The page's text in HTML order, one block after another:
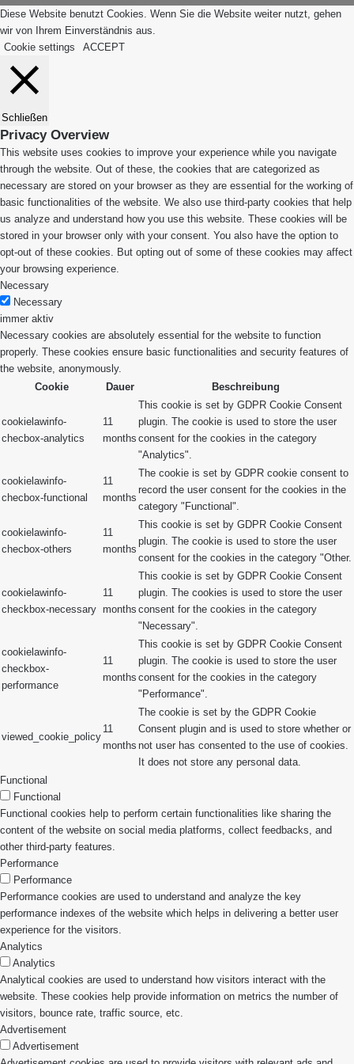
Diese Website benutzt Cookies. Wenn Sie die Website weiter nutzt, gehen
wir von Ihrem Einverständnis aus.
Cookie settings
ACCEPT
Schließen
Privacy Overview
This website uses cookies to improve your experience while you navigate
through the website. Out of these, the cookies that are categorized as
necessary are stored on your browser as they are essential for the working of
basic functionalities of the website. We also use third-party cookies that help
us analyze and understand how you use this website. These cookies will be
stored in your browser only with your consent. You also have the option to
opt-out of these cookies. But opting out of some of these cookies may affect
your browsing experience.
Necessary
Necessary
immer aktiv
Necessary cookies are absolutely essential for the website to function
properly. These cookies ensure basic functionalities and security features of
the website, anonymously.
Cookie
Dauer Beschreibung
cookielawinfo-
checbox-analytics
11
months
This cookie is set by GDPR Cookie Consent
plugin. The cookie is used to store the user
consent for the cookies in the category
"Analytics".
cookielawinfo-
checbox-functional
11
months
The cookie is set by GDPR cookie consent to
record the user consent for the cookies in the
category "Functional".
cookielawinfo-
checbox-others
11
months
This cookie is set by GDPR Cookie Consent
plugin. The cookie is used to store the user
consent for the cookies in the category "Other.
cookielawinfo-
checkbox-necessary
11
months
This cookie is set by GDPR Cookie Consent
plugin. The cookies is used to store the user
consent for the cookies in the category
"Necessary".
cookielawinfo-
checkbox-
performance
11
months
This cookie is set by GDPR Cookie Consent
plugin. The cookie is used to store the user
consent for the cookies in the category
"Performance".
viewed_cookie_policy
11
months
The cookie is set by the GDPR Cookie
Consent plugin and is used to store whether or
not user has consented to the use of cookies.
It does not store any personal data.
Functional
Functional
Functional cookies help to perform certain functionalities like sharing the
content of the website on social media platforms, collect feedbacks, and
other third-party features.
Performance
Performance
Performance cookies are used to understand and analyze the key
performance indexes of the website which helps in delivering a better user
experience for the visitors.
Analytics
Analytics
Analytical cookies are used to understand how visitors interact with the
website. These cookies help provide information on metrics the number of
visitors, bounce rate, traffic source, etc.
Advertisement
Advertisement